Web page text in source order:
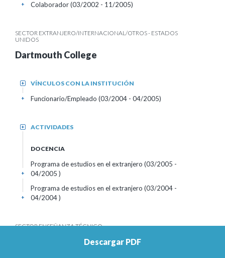
Colaborador (03/2002 - 11/2005)
+
SECTOR EXTRANJERO/INTERNACIONAL/OTROS - ESTADOS
UNIDOS
Dartmouth College
VÍNCULOS CON LA INSTITUCIÓN
+
Funcionario/Empleado (03/2004 - 04/2005)
+
ACTIVIDADES
+
DOCENCIA
Programa de estudios en el extranjero (03/2005 -
04/2005 )
+
Programa de estudios en el extranjero (03/2004 -
04/2004 )
+
SECTOR ENSEÑANZA TÉCNICO-
NACIONAL DE EDUCACIÓN PÚBLICA - URUGUAY
Descargar PDF